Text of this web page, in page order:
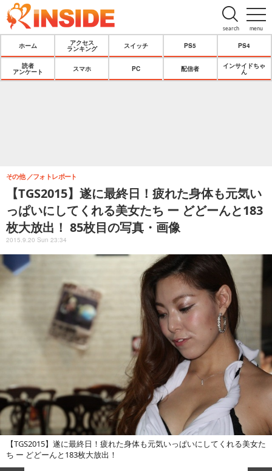
menu
search
ホーム
アクセス
ランキング
スイッチ PS5 PS4
読者
アンケート
スマホ PC 配信者
インサイドちゃ
ん
【TGS2015】遂に最終日！疲れた身体も元気い
っぱいにしてくれる美女たち ー どどーんと183
枚大放出！ 85枚目の写真・画像
その他 フォトレポート
2015.9.20 Sun 23:34
【TGS2015】遂に最終日！疲れた身体も元気いっぱいにしてくれる美女た
ち ー どどーんと183枚大放出！